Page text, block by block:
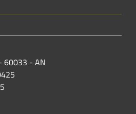
60033 - AN